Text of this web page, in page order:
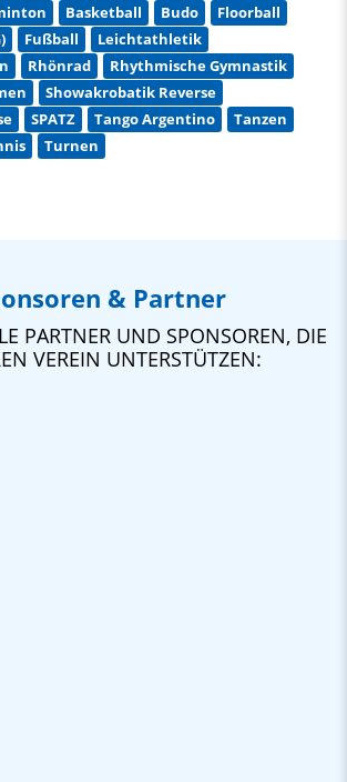
Basketball Budo
Floorball
Fußball
Leichtathletik
Rhönrad
Rhythmische Gymnastik
Showakrobatik Reverse
SPATZ Tango Argentino
Tanzen
Turnen
& Partner
PARTNER UND SPONSOREN, DIE
VEREIN UNTERSTÜTZEN: